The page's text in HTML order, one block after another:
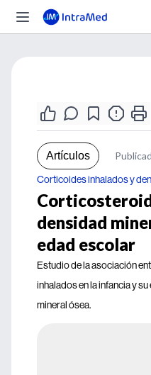
Artículos
Corticoides inhalados y
densidad
edad escolar
Estudio de la asociación
inhalados en la infancia y
mineral ósea.